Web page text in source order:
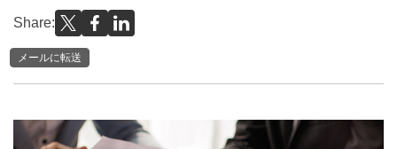
Share:
メールに転送